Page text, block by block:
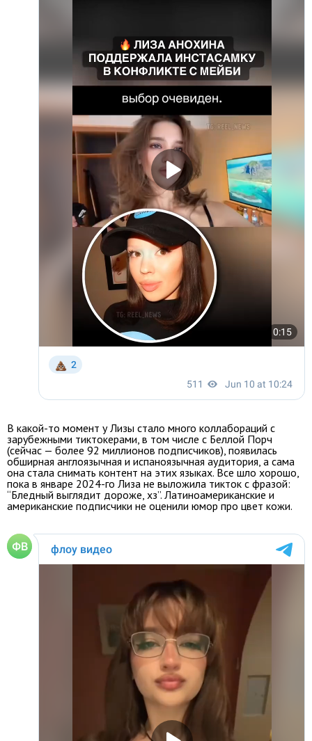
В какой-то момент у Лизы стало много коллабораций с
зарубежными тиктокерами, в том числе с Беллой Порч
(сейчас — более 92 миллионов подписчиков), появилась
обширная англоязычная и испаноязычная аудитория, а сама
она стала снимать контент на этих языках. Все шло хорошо,
пока в январе 2024-го Лиза не выложила тикток с фразой:
“Бледный выглядит дороже, хз”. Латиноамериканские и
американские подписчики не оценили юмор про цвет кожи.